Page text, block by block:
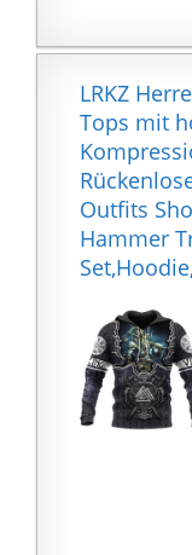
LRKZ
Tops mit
Outfits
Hammer